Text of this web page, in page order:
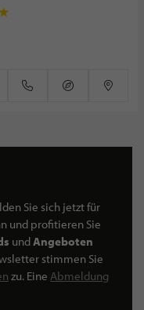
Sie sich jetzt für
und profitieren Sie
undAngeboten
stimmen Sie
zu. Eine Abmeldung